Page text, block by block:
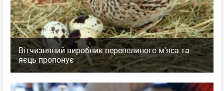
Вітчизняний виробник перепелиного м'яса та
яєць пропонує